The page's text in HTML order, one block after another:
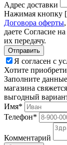
Адрес доставки
Нажимая кнопку
Договора оферты,
даете Согласие
их передачу.
Я согласен с
Хотите
Заполните
магазина
выгодный
Имя*
Телефон*
Комментарий